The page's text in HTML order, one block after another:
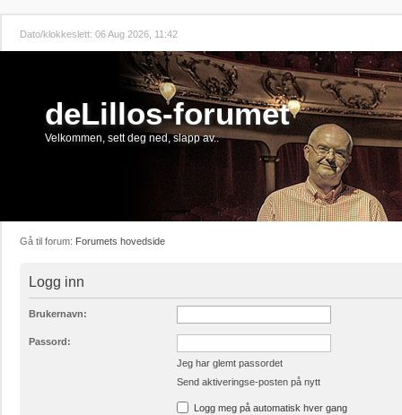
Dato/klokkeslett: 06 Aug 2026, 11:42
deLillos-forumet
Velkommen, sett deg ned, slapp av..
Gå til forum: Forumets hovedside
Logg inn
Brukernavn:
Passord:
Jeg har glemt passordet
Send aktiveringse-posten på nytt
Logg meg på automatisk hver gang